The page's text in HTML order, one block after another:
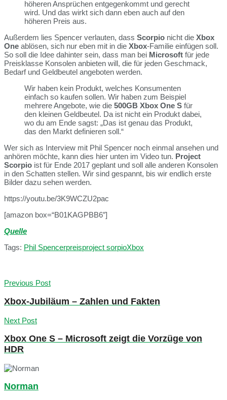
höheren Ansprüchen entgegenkommt und gerecht
wird. Und das wirkt sich dann eben auch auf den
höheren Preis aus.
Außerdem lies Spencer verlauten, dass Scorpio nicht die Xbox
One ablösen, sich nur eben mit in die Xbox-Familie einfügen soll.
So soll die Idee dahinter sein, dass man bei Microsoft für jede
Preisklasse Konsolen anbieten will, die für jeden Geschmack,
Bedarf und Geldbeutel angeboten werden.
Wir haben kein Produkt, welches Konsumenten
einfach so kaufen sollen. Wir haben zum Beispiel
mehrere Angebote, wie die 500GB Xbox One S für
den kleinen Geldbeutel. Da ist nicht ein Produkt dabei,
wo du am Ende sagst: „Das ist genau das Produkt,
das den Markt definieren soll.“
Wer sich as Interview mit Phil Spencer noch einmal ansehen und
anhören möchte, kann dies hier unten im Video tun. Project
Scorpio ist für Ende 2017 geplant und soll alle anderen Konsolen
in den Schatten stellen. Wir sind gespannt, bis wir endlich erste
Bilder dazu sehen werden.
https://youtu.be/3K9WCZU2pac
[amazon box=“B01KAGPBB6″]
Quelle
Tags: Phil Spencerpreisproject sorpioXbox
Previous Post
Xbox-Jubiläum – Zahlen und Fakten
Next Post
Xbox One S – Microsoft zeigt die Vorzüge von
HDR
Norman